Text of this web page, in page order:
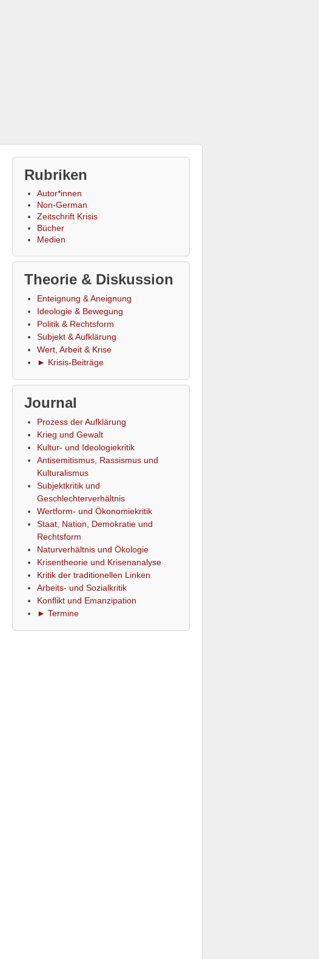
Rubriken
Autor*innen
Non-German
Zeitschrift Krisis
Bücher
Medien
Theorie & Diskussion
Enteignung & Aneignung
Ideologie & Bewegung
Politik & Rechtsform
Subjekt & Aufklärung
Wert, Arbeit & Krise
► Krisis-Beiträge
Journal
Prozess der Aufklärung
Krieg und Gewalt
Kultur- und Ideologiekritik
Antisemitismus, Rassismus und
Kulturalismus
Subjektkritik und
Geschlechterverhältnis
Wertform- und Ökonomiekritik
Staat, Nation, Demokratie und
Rechtsform
Naturverhältnis und Ökologie
Krisentheorie und Krisenanalyse
Kritik der traditionellen Linken
Arbeits- und Sozialkritik
Konflikt und Emanzipation
► Termine